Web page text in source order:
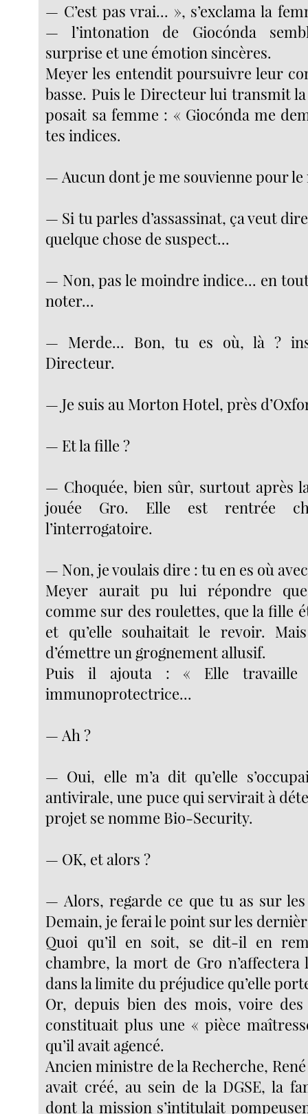
— C’est pas vrai... », s’exclama la
— l’intonation de Giocónda
surprise et une émotion sincères.
Meyer les entendit poursuivre leur
basse. Puis le Directeur lui transmit
posait sa femme : « Giocónda me
tes indices.
— Aucun dont je me souvienne pour
— Si tu parles d’assassinat, ça veut
quelque chose de suspect...
— Non, pas le moindre indice... en tout
noter...
— Merde... Bon, tu es où, là ?
Directeur.
— Je suis au Morton Hotel, près
— Et la fille ?
— Choquée, bien sûr, surtout après
jouée Gro. Elle est rentrée
l’interrogatoire.
— Non, je voulais dire : tu en es où
Meyer aurait pu lui répondre
comme sur des roulettes, que la fille
et qu’elle souhaitait le revoir.
d’émettre un grognement allusif.
Puis il ajouta : « Elle travaille
immunoprotectrice...
— Ah ?
— Oui, elle m’a dit qu’elle
antivirale, une puce qui servirait à
projet se nomme Bio-Security.
— OK, et alors ?
— Alors, regarde ce que tu as sur
Demain, je ferai le point sur les
Quoi qu’il en soit, se dit-il en
chambre, la mort de Gro
dans la limite du préjudice qu’elle
Or, depuis bien des mois, voire
constituait plus une « pièce
qu’il avait agencé.
Ancien ministre de la Recherche,
avait créé, au sein de la DGSE, la
dont la mission s’intitulait